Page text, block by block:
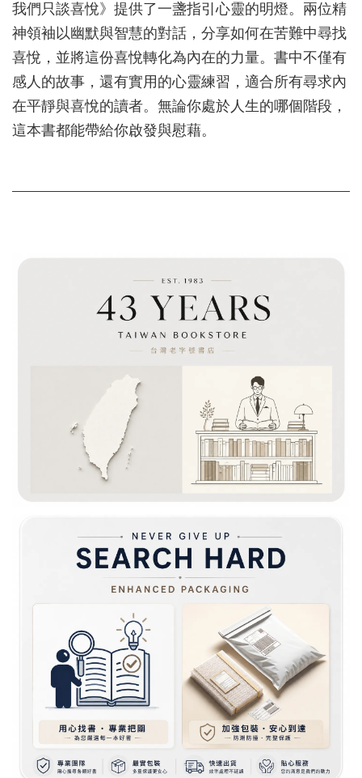
我們只談喜悅》提供了一盞指引心靈的明燈。兩位精
神領袖以幽默與智慧的對話，分享如何在苦難中尋找
喜悅，並將這份喜悅轉化為內在的力量。書中不僅有
感人的故事，還有實用的心靈練習，適合所有尋求內
在平靜與喜悅的讀者。無論你處於人生的哪個階段，
這本書都能帶給你啟發與慰藉。